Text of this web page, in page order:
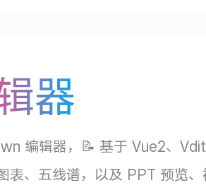
器
编辑器，📝 基于 Vue2、
表、五线谱，以及 PPT 预览